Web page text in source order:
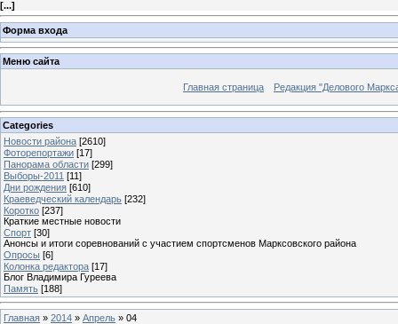
[...]
Форма входа
Меню сайта
Главная страница Редакция "Делового
Categories
Новости района [2610]
Фоторепортажи [17]
Панорама области [299]
Выборы-2011 [11]
Дни рождения [610]
Краеведческий календарь [232]
Коротко [237]
Краткие местные новости
Спорт [30]
Анонсы и итоги соревнований с участием спортсменов Марксовского района
Опросы [6]
Колонка редактора [17]
Блог Владимира Гуреева
Память [188]
Главная » 2014 » Апрель » 04